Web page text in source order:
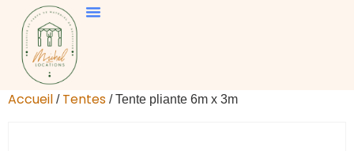
Accueil / Tentes / Tente pliante 6m x 3m